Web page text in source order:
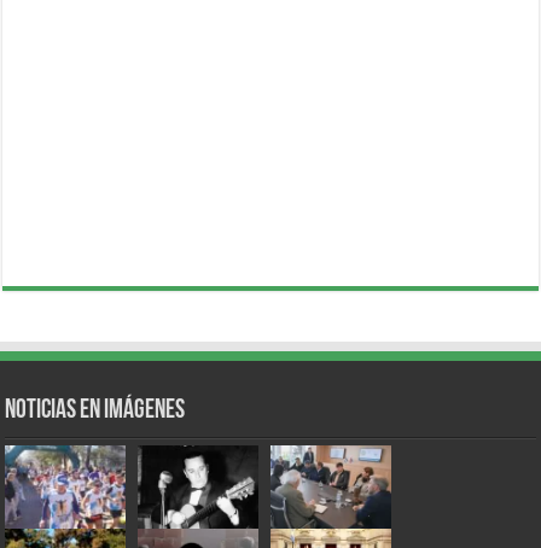
Noticias en Imágenes